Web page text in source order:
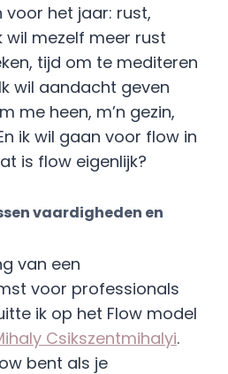
het jaar: rust,
wil mezelf meer rust
tijd om te mediteren
wil aandacht geven
me heen, m’n gezin,
ik wil gaan voor flow in
is flow eigenlijk?
vaardigheden en
van een
voor professionals
ik op het Flow model
Csikszentmihalyi.
bent als je